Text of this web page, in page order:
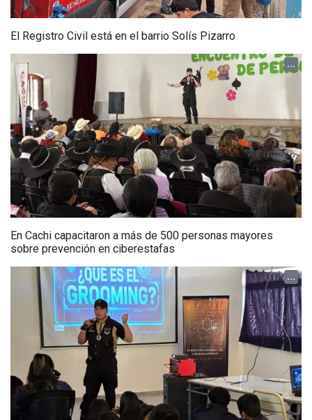
El Registro Civil está en el barrio Solís Pizarro
...
En Cachi capacitaron a más de 500 personas mayores
sobre prevención en ciberestafas
...